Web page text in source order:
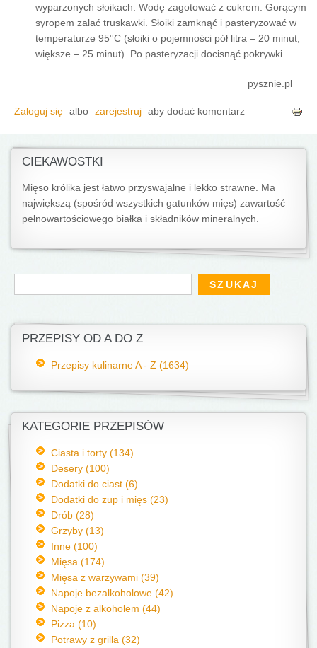
wyparzonych słoikach. Wodę zagotować z cukrem. Gorącym
syropem zalać truskawki. Słoiki zamknąć i pasteryzować w
temperaturze 95°C (słoiki o pojemności pół litra – 20 minut,
większe – 25 minut). Po pasteryzacji docisnąć pokrywki.
pysznie.pl
Zaloguj się albo zarejestruj aby dodać komentarz
CIEKAWOSTKI
Mięso królika jest łatwo przyswajalne i lekko strawne. Ma
największą (spośród wszystkich gatunków mięs) zawartość
pełnowartościowego białka i składników mineralnych.
Formularz wyszukiwania
Szukaj
PRZEPISY OD A DO Z
Przepisy kulinarne A - Z (1634)
KATEGORIE PRZEPISÓW
Ciasta i torty (134)
Desery (100)
Dodatki do ciast (6)
Dodatki do zup i mięs (23)
Drób (28)
Grzyby (13)
Inne (100)
Mięsa (174)
Mięsa z warzywami (39)
Napoje bezalkoholowe (42)
Napoje z alkoholem (44)
Pizza (10)
Potrawy z grilla (32)